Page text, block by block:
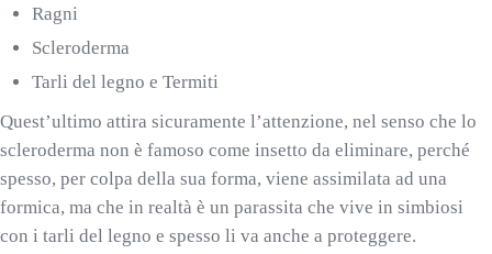
Ragni
Scleroderma
Tarli del legno e Termiti
Quest’ultimo attira sicuramente l’attenzione, nel senso che lo
scleroderma non è famoso come insetto da eliminare, perché
spesso, per colpa della sua forma, viene assimilata ad una
formica, ma che in realtà è un parassita che vive in simbiosi
con i tarli del legno e spesso li va anche a proteggere.